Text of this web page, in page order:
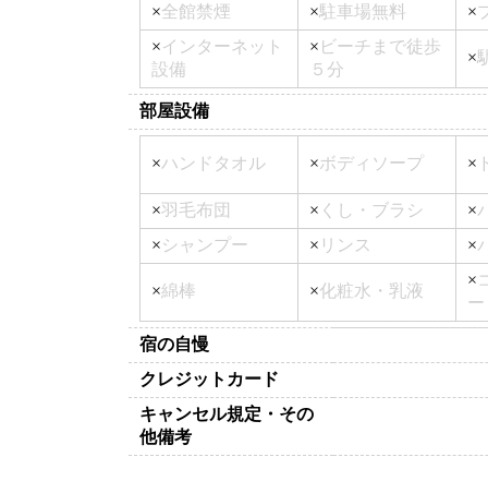
×全館禁煙 ×駐車場無料 ×
×インターネット
設備
× ビーチまで徒歩
５分
×
部屋設備
×ハンドタオル ×ボディソープ ×
×羽毛布団 × くし・ブラシ ×
×シャンプー × リンス ×
×綿棒 ×化粧水・乳液
×
ー
宿の自慢
クレジットカード
キャンセル規定・その
他備考